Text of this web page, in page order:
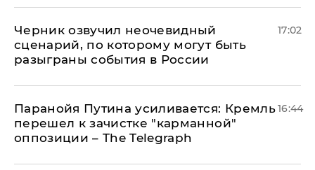
Черник озвучил неочевидный
сценарий, по которому могут быть
разыграны события в России
17:02
Паранойя Путина усиливается: Кремль
перешел к зачистке "карманной"
оппозиции – The Telegraph
16:44